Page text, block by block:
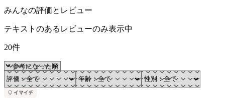
みんなの評価とレビュー
テキストのあるレビューのみ表示中
20件